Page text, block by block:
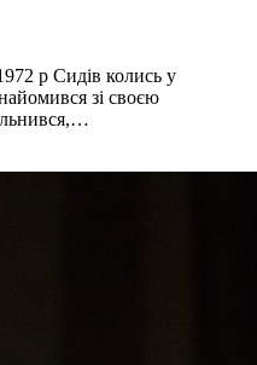
р Сидів колись у
зі своєю